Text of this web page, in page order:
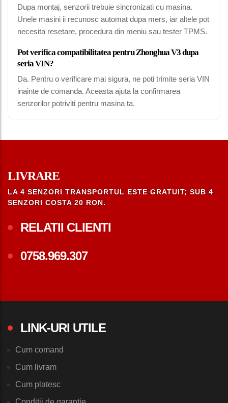
Dupa montaj, senzorii trebuie sincronizati cu masina.
Unele masini ii recunosc automat dupa mers, iar altele pot
necesita resetare, procedura din meniu sau tester TPMS.
Pot verifica compatibilitatea pentru Zhonghua V3 dupa
seria VIN?
Da. Pentru o verificare mai sigura, ne poti trimite seria VIN
inainte de comanda. Aceasta ajuta la confirmarea
senzorilor potriviti pentru masina ta.
LIVRARE
LA 4 SENZORI TRANSPORTUL ESTE GRATUIT; SUB 4
SENZORI COSTA 20 RON.
RELATII CLIENTI
0758.969.307
LINK-URI UTILE
Cum comand
Cum livram
Cum platesc